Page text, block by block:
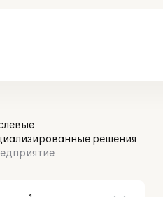
решения